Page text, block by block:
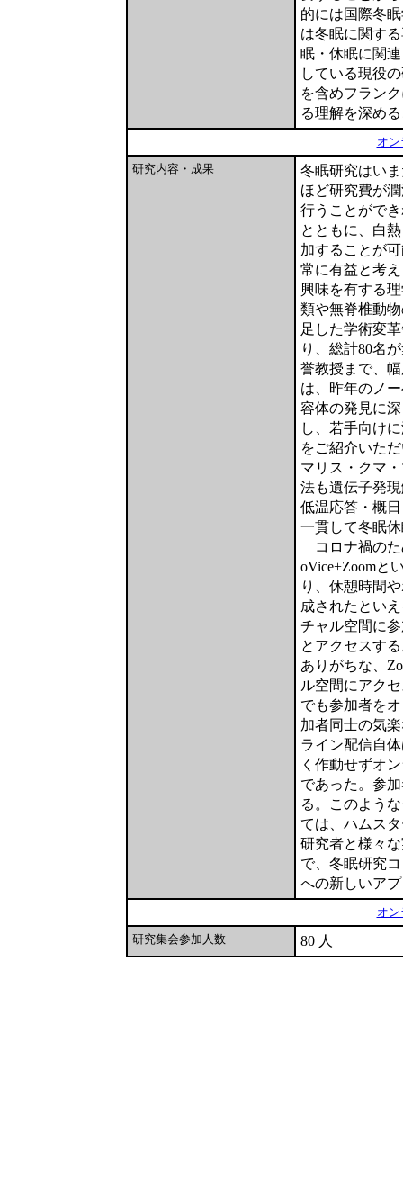
的には国際冬
は冬眠に関す
眠・休眠に関
している現役
を含めフラン
る理解を深め
オ
研究内容・成果
冬眠研究はい
ほど研究費が
行うことがで
とともに、白
加することが
常に有益と考
興味を有する
類や無脊椎動
足した学術変
り、総計80名
誉教授まで、
は、昨年のノ
容体の発見に
し、若手向け
をご紹介いた
マリス・クマ
法も遺伝子発
低温応答・概
一貫して冬眠
コロナ禍のた
oVice+Zoomと
り、休憩時間
成されたとい
チャル空間に
とアクセスす
ありがちな、
ル空間にアク
でも参加者を
加者同士の気
ライン配信自
く作動せずオ
であった。参
る。このよう
ては、ハムス
研究者と様々
で、冬眠研究
への新しいア
オ
研究集会参加人数
80 人